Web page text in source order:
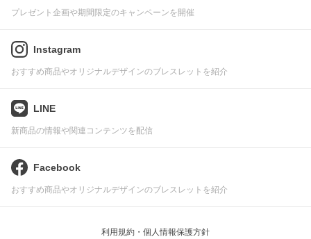
プレゼント企画や期間限定のキャンペーンを開催
Instagram
おすすめ商品やオリジナルデザインのブレスレットを紹介
LINE
新商品の情報や関連コンテンツを配信
Facebook
おすすめ商品やオリジナルデザインのブレスレットを紹介
利用規約・個人情報保護方針